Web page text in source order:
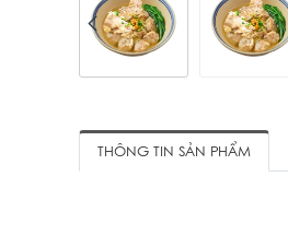
THÔNG TIN SẢN PHẨM